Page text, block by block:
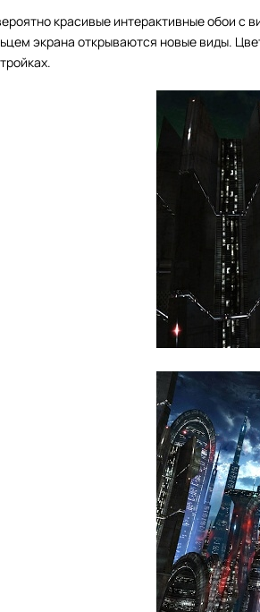
красивые интерактивные обои с
экрана открываются новые виды.